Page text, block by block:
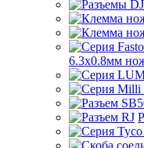
6.3х0.8мм